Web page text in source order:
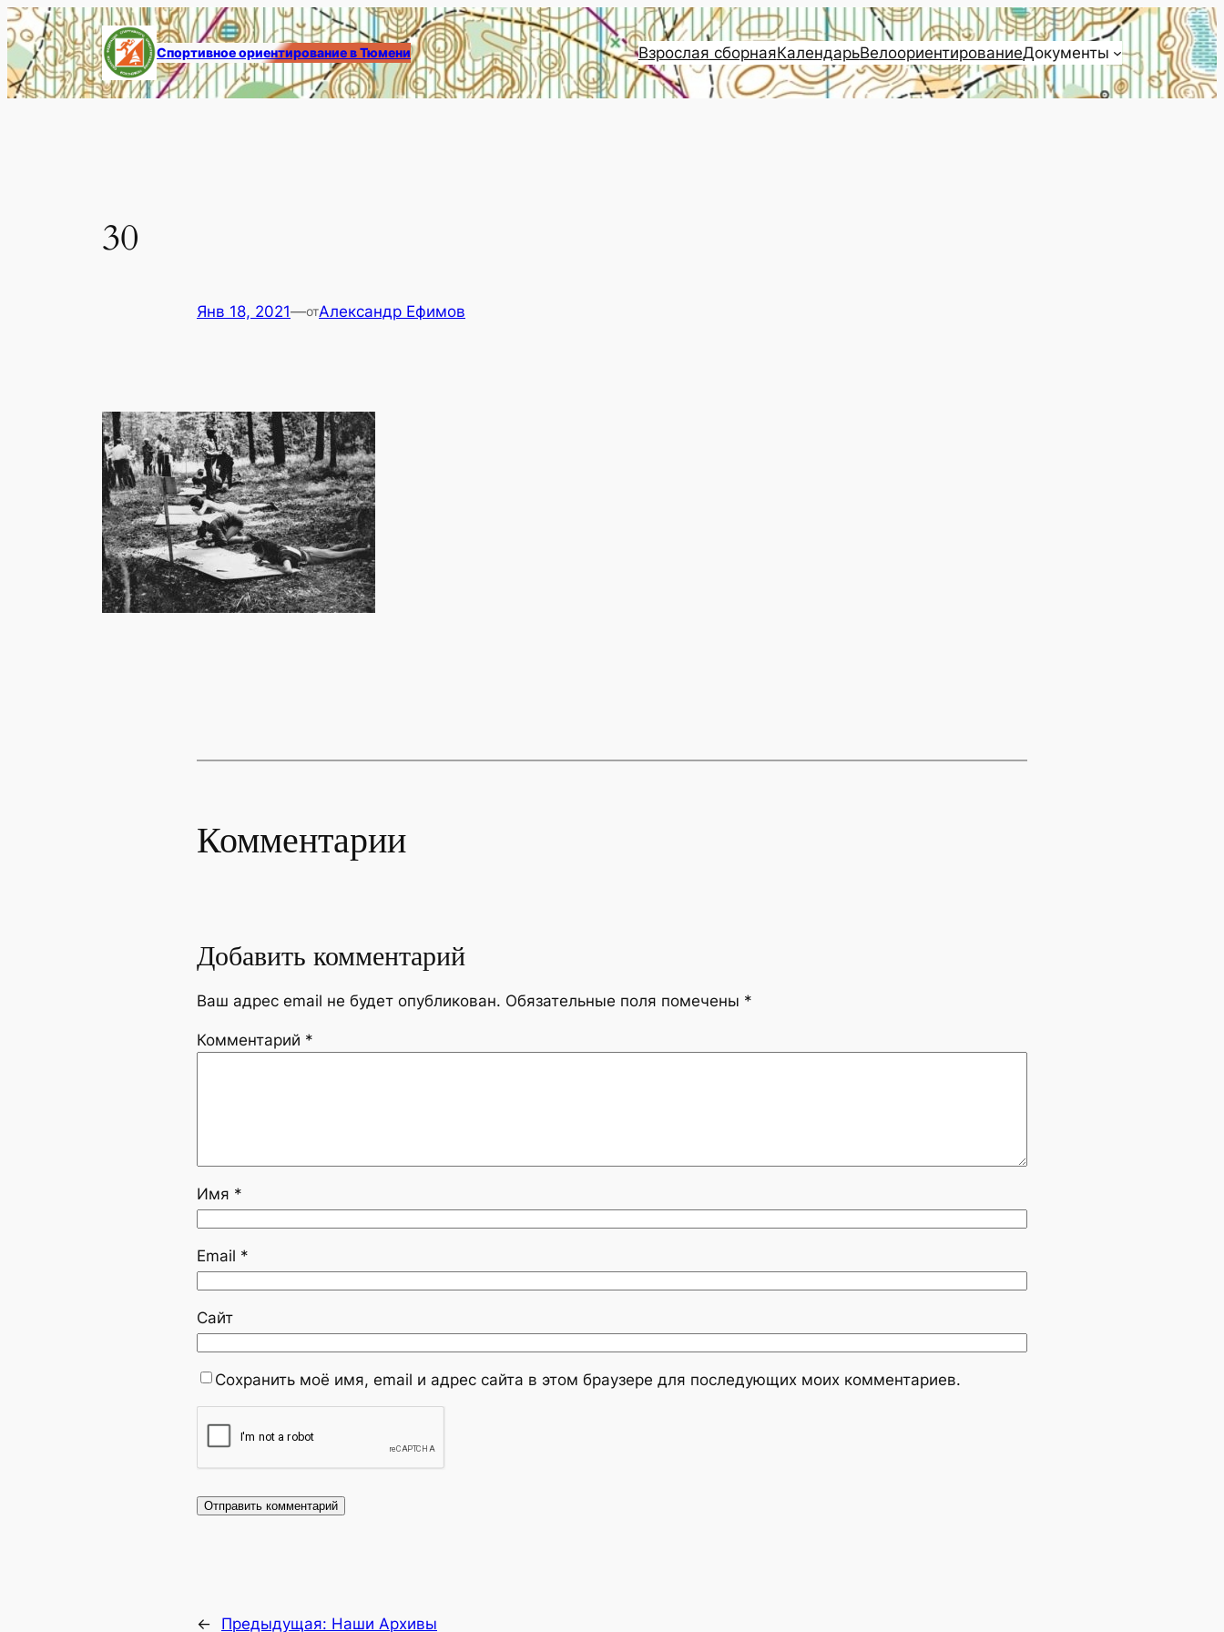
Перейти
к
содержимому
Спортивное ориентирование в Тюмени Взрослая сборнаяКалендарьВелоориентированиеДокументы
30
Янв 18, 2021—отАлександр Ефимов
Комментарии
Добавить комментарий
Ваш адрес email не будет опубликован. Обязательные поля помечены *
Комментарий *
Имя *
Email *
Сайт
Сохранить моё имя, email и адрес сайта в этом браузере для последующих моих комментариев.
← Предыдущая: Наши Архивы